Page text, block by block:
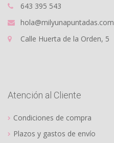
643 395 543
hola@milyunapuntadas.com
Calle Huerta de la Orden, 5
Atención al Cliente
Condiciones de compra
Plazos y gastos de envío